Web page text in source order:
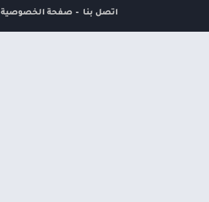
اتصل بنا صفحة الخصوصية